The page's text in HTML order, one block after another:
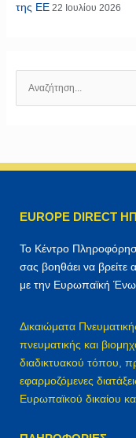
της ΕΕ 22 Ιουλίου 2026
η
EUROPE DIRECT
Το Κέντρο
σας βοηθάει να βρείτε
με την Ευρωπαϊκή
Δικαιώματα
πνευματικής και
διαδικτυακού τόπου,
εφαρμοζόμενες
Ευρωπαϊκού δικαίου